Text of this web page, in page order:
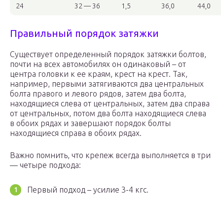
24 32 — 36 1,5 36,0 44,0
Правильный порядок затяжки
Существует определенный порядок затяжки болтов,
почти на всех автомобилях он одинаковый – от
центра головки к ее краям, крест на крест. Так,
например, первыми затягиваются два центральных
болта правого и левого рядов, затем два болта,
находящиеся слева от центральных, затем два справа
от центральных, потом два болта находящиеся слева
в обоих рядах и завершают порядок болты
находящиеся справа в обоих рядах.
Важно помнить, что крепеж всегда выполняется в три
— четыре подхода:
Первый подход – усилие 3-4 кгс.